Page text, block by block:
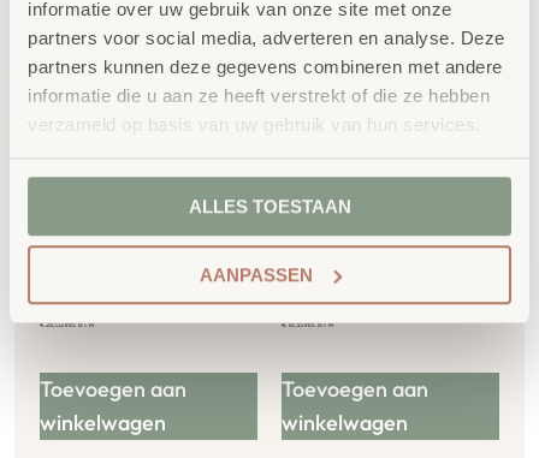
informatie over uw gebruik van onze site met onze
partners voor social media, adverteren en analyse. Deze
partners kunnen deze gegevens combineren met andere
informatie die u aan ze heeft verstrekt of die ze hebben
verzameld op basis van uw gebruik van hun services.
ALLES TOESTAAN
AANPASSEN
€26,02incl. BTW
Toevoegen aan
winkelwagen
€13,51
€16,35incl. BTW
Toevoegen aan
winkelwagen